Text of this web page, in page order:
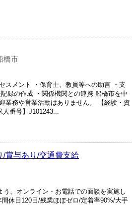
橋市
スメント ・保育士、教員等への助言 ・支
録の作成 ・関係機関との連携 船橋市を中
業務や営業活動はありません。 【経験・資
人番号】J101243...
/賞与あり/交通費支給
う、オンライン・お電話での面談を実施し
休日120日/残業ほぼゼロ/定着率90%/大手